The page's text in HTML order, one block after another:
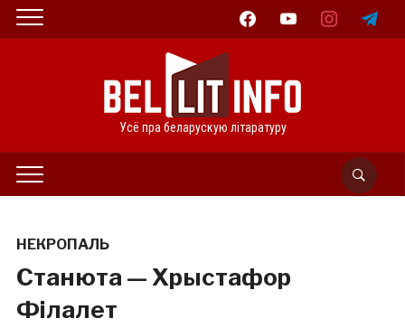
facebookyoutube instagramtelegram
Усё пра беларускую літаратуру
НЕКРОПАЛЬ
Станюта — Хрыстафор
Філалет